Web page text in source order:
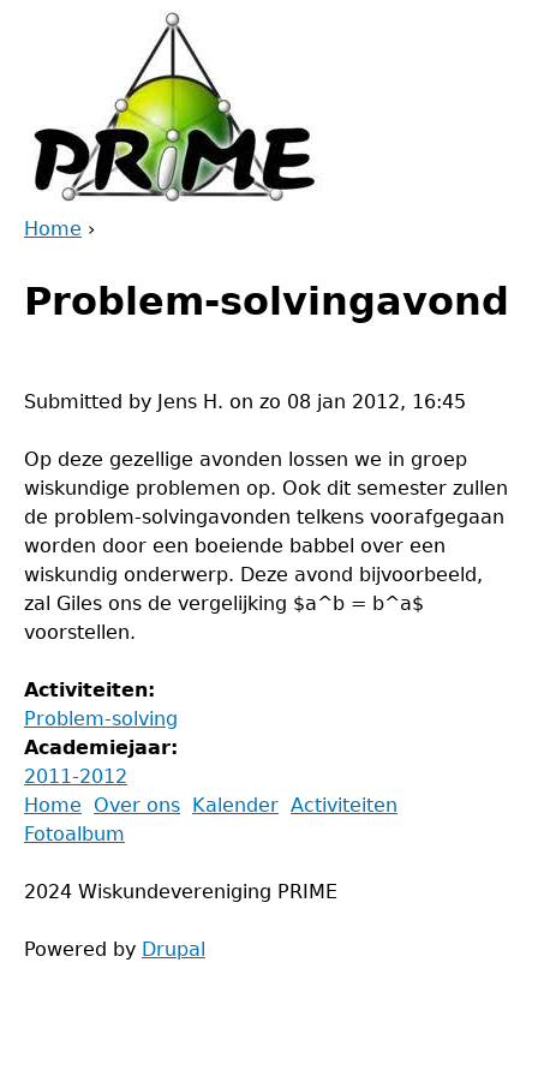
are
Home ›
to
top
Problem-solvingavond
Submitted by Jens H. on zo 08 jan 2012, 16:45
Op deze gezellige avonden lossen we in groep
wiskundige problemen op. Ook dit semester zullen
de problem-solvingavonden telkens voorafgegaan
worden door een boeiende babbel over een
wiskundig onderwerp. Deze avond bijvoorbeeld,
zal Giles ons de vergelijking $a^b = b^a$
voorstellen.
Activiteiten:
Problem-solving
Academiejaar:
2011-2012
Back
to
Main
menu
Home Over ons Kalender Activiteiten
Fotoalbum
2024 Wiskundevereniging PRIME
Powered by Drupal